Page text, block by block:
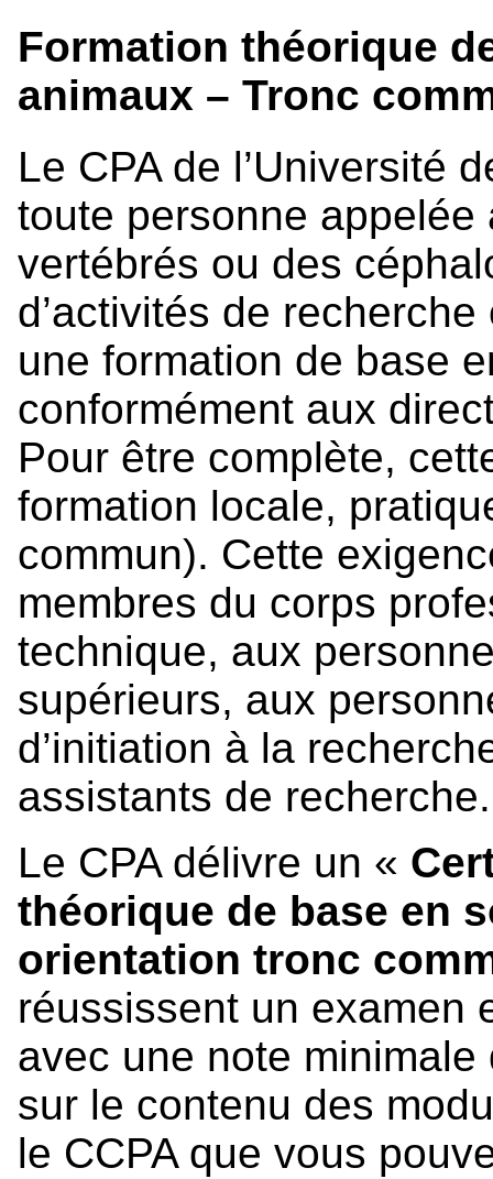
Formation théorique
animaux – Tronc
Le CPA de l’Université
toute personne
vertébrés ou des
d’activités de
une formation de base
conformément aux
Pour être complète,
formation locale,
commun). Cette
membres du corps
technique, aux
supérieurs, aux
d’initiation à la
assistants de recherche.
Le CPA délivre un «
théorique de base en
orientation tronc
réussissent un examen
avec une note
sur le contenu des
le CCPA que vous